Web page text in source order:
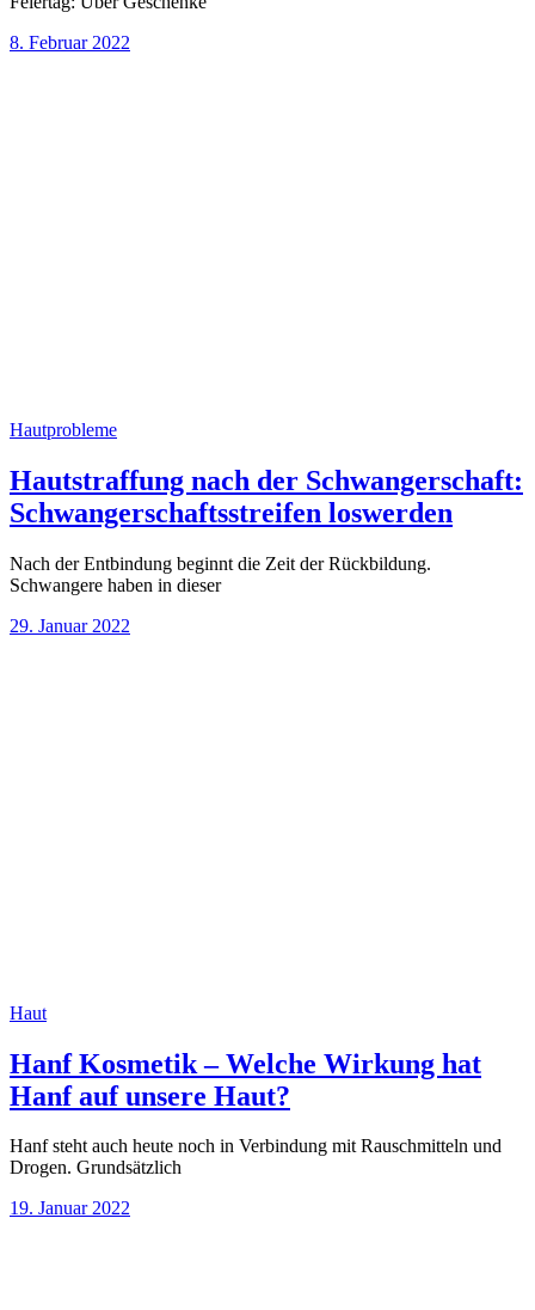
8. Februar 2022
Hautprobleme
Hautstraffung nach der Schwangerschaft:
Schwangerschaftsstreifen loswerden
Nach der Entbindung beginnt die Zeit der Rückbildung.
Schwangere haben in dieser
29. Januar 2022
Haut
Hanf Kosmetik – Welche Wirkung hat
Hanf auf unsere Haut?
Hanf steht auch heute noch in Verbindung mit Rauschmitteln und
Drogen. Grundsätzlich
19. Januar 2022